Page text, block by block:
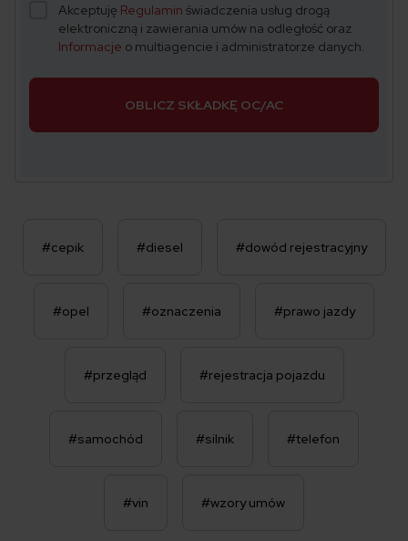
Akceptuję Regulamin świadczenia usług drogą
elektroniczną i zawierania umów na odległość oraz
Informacje o multiagencie i administratorze danych.
OBLICZ SKŁADKĘ OC/AC
#cepik #diesel #dowód rejestracyjny
#opel #oznaczenia #prawo jazdy
#przegląd #rejestracja pojazdu
#samochód #silnik #telefon
#vin #wzory umów